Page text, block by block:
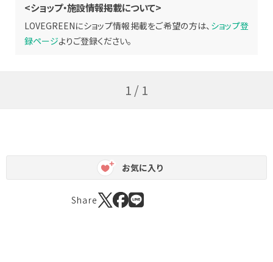
<ショップ・施設情報掲載について>
LOVEGREENにショップ情報掲載をご希望の方は、 ショップ登
録ページよりご登録ください。
1 / 1
お気に入り
Share